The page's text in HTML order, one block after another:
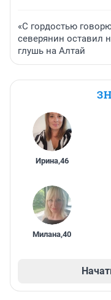
«С гордостью
северянин оставил
глушь на Алтай
Ирина,46
Милана,40